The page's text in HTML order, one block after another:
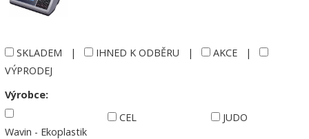
SKLADEM | IHNED K ODBĚRU | AKCE |
VÝPRODEJ
Výrobce:
Wavin - Ekoplastik
CEL JUDO